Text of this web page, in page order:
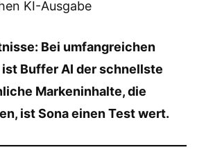
KI-Ausgabe
Bei umfangreichen
Buffer AI der schnellste
Markeninhalte, die
ist Sona einen Test wert.